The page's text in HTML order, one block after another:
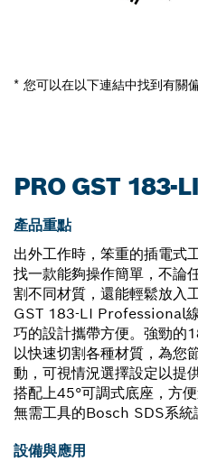
* 您可以在以下連結中找到有關
PRO GST 183-
產品重點
出外工作時，笨重的插電式
找一款能夠操作簡單，不論
割不同材質，還能輕鬆放入
GST 183-LI Professional
巧的設計攜帶方便。強勁的
以快速切割各種材質，為您
動，可視情況選擇設定以提
搭配上45°可調式底座，方
無需工具的Bosch SDS系統
設備與應用